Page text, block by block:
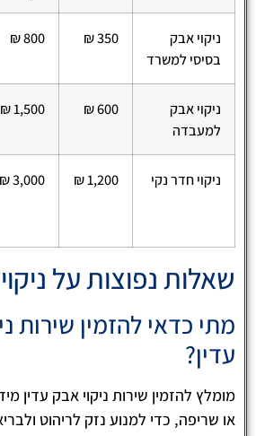
ניקוי אבק
בסיסי למשרד
350 ₪
800 ₪
ניקוי אבק
למעבדה
600 ₪
1,500 ₪
ניקוי חדר נקי 1,200 ₪
3,000 ₪
שאלות נפוצות על
מתי כדאי להזמין שירות
עדין?
מומלץ להזמין שירות ניקוי אבק עדין
או שריפה, כדי למנוע נזק לריהוט